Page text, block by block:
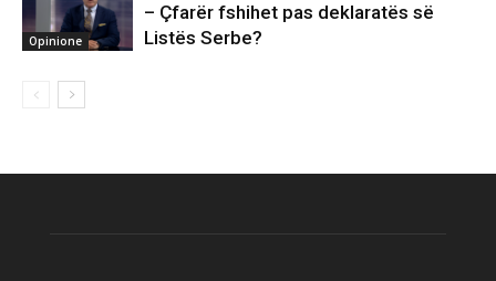
Opinione
– Çfarër fshihet pas deklaratës së
Listës Serbe?